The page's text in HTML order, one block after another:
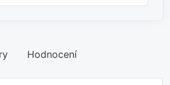
Hodnocení